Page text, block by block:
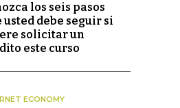
los seis pasos
usted debe seguir si
solicitar un
este curso
ECONOMY